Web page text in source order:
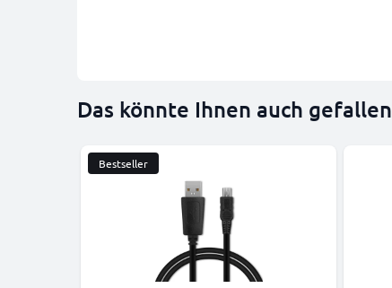
Das könnte Ihnen auch gefallen
Bestseller